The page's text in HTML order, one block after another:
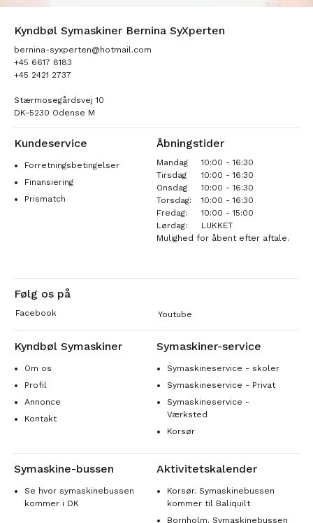
Kyndbøl Symaskiner Bernina SyXperten
bernina-syxperten@hotmail.com
+45 6617 8183
+45 2421 2737
Stærmosegårdsvej 10
DK-5230 Odense M
Kundeservice
Forretningsbetingelser
Finansiering
Prismatch
Åbningstider
Mandag
10:00 - 16:30
Tirsdag
10:00 - 16:30
Onsdag
10:00 - 16:30
Torsdag:
10:00 - 16:30
Fredag:
10:00 - 15:00
Lørdag:
LUKKET
Mulighed for åbent efter aftale.
Følg os på
Facebook Youtube
Kyndbøl Symaskiner
Om os
Profil
Annonce
Kontakt
Symaskiner-service
Symaskineservice - skoler
Symaskineservice - Privat
Symaskineservice -
Værksted
Korsør
Symaskine-bussen
Se hvor symaskinebussen
kommer i DK
Aktivitetskalender
Korsør. Symaskinebussen
kommer til Baliquilt
Bornholm. Symaskinebussen